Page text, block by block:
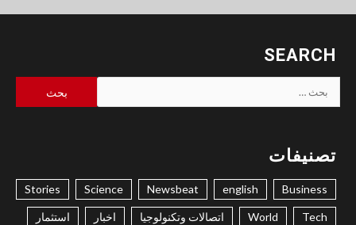
SEARCH
البحث
عن:
تصنيفات
Business
english
Newsbeat
Science
Stories
Tech
World اتصالات وتكنولوجيا اخبار استثمار